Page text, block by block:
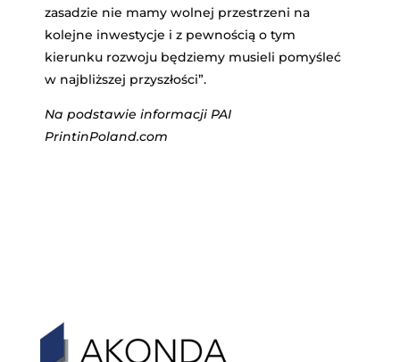
zasadzie nie mamy wolnej przestrzeni na
kolejne inwestycje i z pewnością o tym
kierunku rozwoju będziemy musieli pomyśleć
w najbliższej przyszłości”.
Na podstawie informacji PAI
PrintinPoland.com